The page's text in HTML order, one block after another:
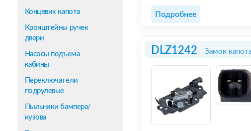
Концевик капота
Кронштейны ручек
двери
Насосы подъема
кабины
Переключатели
подрулевые
Пыльники бампера/
кузова
Подробнее
DLZ1242 Замок